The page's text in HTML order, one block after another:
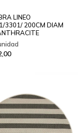
LINEO
3301/ 200CM DIAM